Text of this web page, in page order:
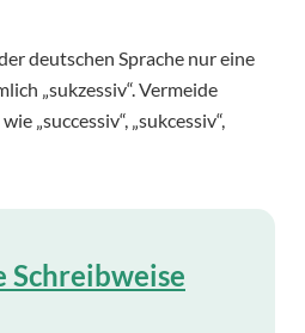
deutschen Sprache nur eine
„sukzessiv“. Vermeide
„successiv“, „sukcessiv“,
Schreibweise